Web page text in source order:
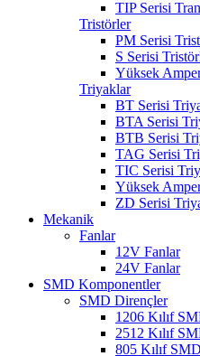
TIP Serisi
Tristörler
PM Serisi
S Serisi
Yüksek
Triyaklar
BT Serisi
BTA Serisi
BTB Serisi
TAG Serisi
TIC Serisi
Yüksek
ZD Serisi
Mekanik
Fanlar
12V Fanlar
24V Fanlar
SMD Komponentler
SMD Dirençler
1206 Kılıf
2512 Kılıf
805 Kılıf